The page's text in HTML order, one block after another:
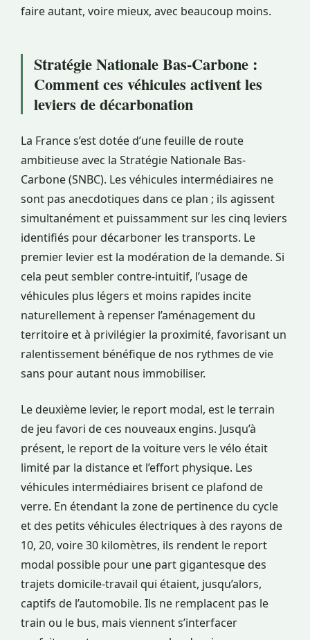
faire autant, voire mieux, avec beaucoup moins.
Stratégie Nationale Bas-Carbone :
Comment ces véhicules activent les
leviers de décarbonation
La France s’est dotée d’une feuille de route
ambitieuse avec la Stratégie Nationale Bas-
Carbone (SNBC). Les véhicules intermédiaires ne
sont pas anecdotiques dans ce plan ; ils agissent
simultanément et puissamment sur les cinq leviers
identifiés pour décarboner les transports. Le
premier levier est la modération de la demande. Si
cela peut sembler contre-intuitif, l’usage de
véhicules plus légers et moins rapides incite
naturellement à repenser l’aménagement du
territoire et à privilégier la proximité, favorisant un
ralentissement bénéfique de nos rythmes de vie
sans pour autant nous immobiliser.
Le deuxième levier, le report modal, est le terrain
de jeu favori de ces nouveaux engins. Jusqu’à
présent, le report de la voiture vers le vélo était
limité par la distance et l’effort physique. Les
véhicules intermédiaires brisent ce plafond de
verre. En étendant la zone de pertinence du cycle
et des petits véhicules électriques à des rayons de
10, 20, voire 30 kilomètres, ils rendent le report
modal possible pour une part gigantesque des
trajets domicile-travail qui étaient, jusqu’alors,
captifs de l’automobile. Ils ne remplacent pas le
train ou le bus, mais viennent s’interfacer